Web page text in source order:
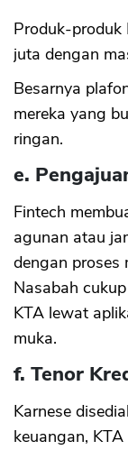
Produk-
juta dengan
Besarnya
mereka yang
ringan.
e.
Fintech
agunan atau
dengan proses
Nasabah
KTA lewat
muka.
f. Tenor
Karnese
keuangan,